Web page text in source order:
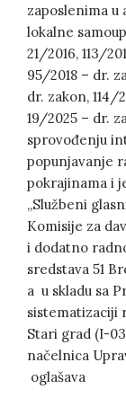
zaposlenima
lokalne
21/2016, 113/
95/2018 – dr.
dr. zakon, 114/
19/2025 – dr.
sprovođenju
popunjavanje
pokrajinama i
„Službeni
Komisije za
i dodatno
sredstava 51
a u skladu sa
sistematizaciji
Stari grad (I-
načelnica
oglašava